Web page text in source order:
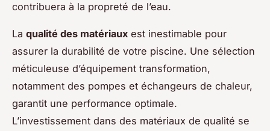
contribuera à la propreté de l’eau.
La qualité des matériaux est inestimable pour
assurer la durabilité de votre piscine. Une sélection
méticuleuse d’équipement transformation,
notamment des pompes et échangeurs de chaleur,
garantit une performance optimale.
L’investissement dans des matériaux de qualité se